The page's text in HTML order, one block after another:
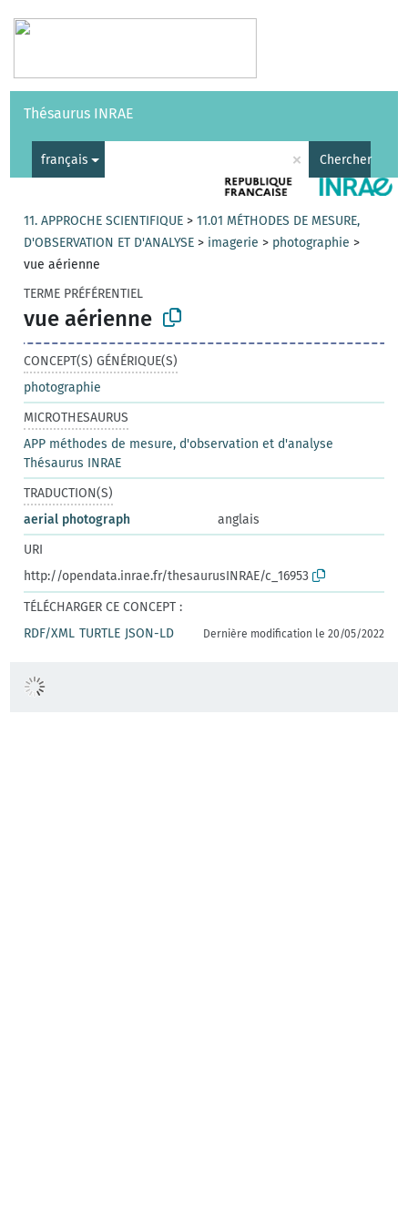
Vocabulaires API
Thésaurus INRAE
français × Chercher
11. APPROCHE SCIENTIFIQUE >11.01 MÉTHODES DE MESURE,
D'OBSERVATION ET D'ANALYSE > imagerie > photographie >
vue aérienne
TERME PRÉFÉRENTIEL
vue aérienne
CONCEPT(S) GÉNÉRIQUE(S)
photographie
MICROTHESAURUS
APP méthodes de mesure, d'observation et d'analyse
Thésaurus INRAE
TRADUCTION(S)
aerial photograph
anglais
URI
http://opendata.inrae.fr/thesaurusINRAE/c_16953
TÉLÉCHARGER CE CONCEPT :
RDF/XML TURTLE JSON-LD Dernière modification le 20/05/2022